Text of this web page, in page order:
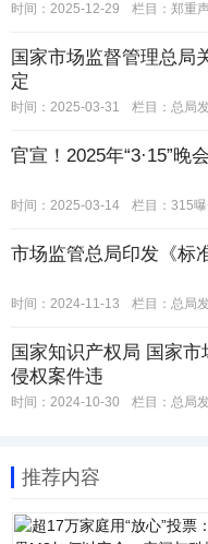
时间：2025-12-29 栏目： 郑重
国家市场监督管理总局
定
时间：2025-03-31 栏目： 总局
官宣！2025年“3·15”晚
时间：2025-03-14 栏目： 315
市场监管总局印发《标
时间：2024-11-13 栏目： 总局
国家知识产权局 国家
侵权案件违
时间：2024-10-30 栏目： 总局
推荐内容